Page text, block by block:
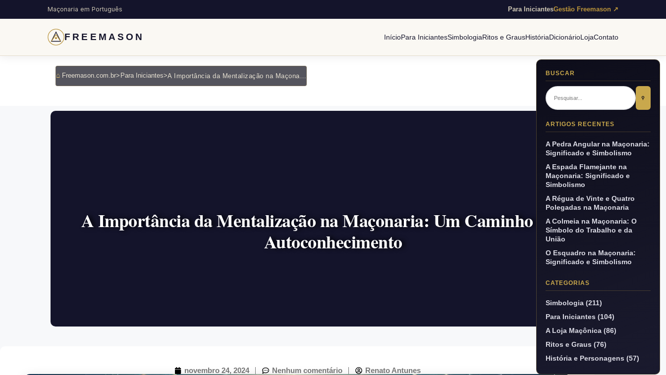
Maçonaria em Português Para IniciantesGestão Freemason ↗
FREEMASON InícioPara IniciantesSimbologiaRitos e GrausHistóriaDicionárioLojaContato
Freemason.com.br> Para Iniciantes>
A Importância da Mentalização na Maçonaria: Um Caminho para o
Autoconhecimento
novembro 24, 2024 Nenhum comentário Renato Antunes
BUSCAR
⚲
ARTIGOS RECENTES
A Pedra Angular na Maçonaria:
Significado e Simbolismo
A Espada Flamejante na
Maçonaria: Significado e
Simbolismo
A Régua de Vinte e Quatro
Polegadas na Maçonaria
A Colmeia na Maçonaria: O
Símbolo do Trabalho e da
União
O Esquadro na Maçonaria:
Significado e Simbolismo
CATEGORIAS
Simbologia (211)
Para Iniciantes (104)
A Loja Maçônica (86)
Ritos e Graus (76)
História e Personagens (57)